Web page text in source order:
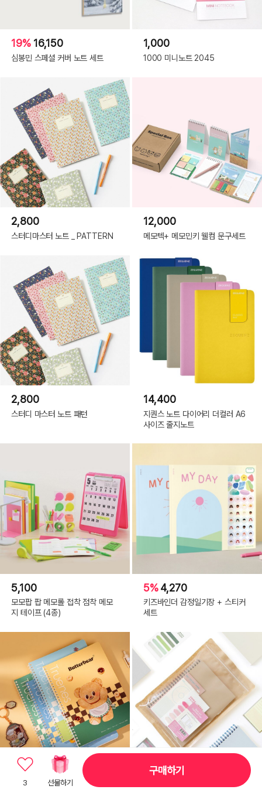
19% 16,150
심봉민 스페셜 커버 노트 세트
1,000
1000 미니노트 2045
2,800
스터디마스터 노트 _ PATTERN
12,000
메모텍+ 메모민키 웰컴 문구세트
2,800
스터디 마스터 노트 패턴
14,400
지퀀스 노트 다이어리 더컬러 A6
사이즈 줄지노트
5,100
모모팝 팝 메모롤 접착 점착 메모
지 테이프 (4종)
5%4,270
키즈바인더 감정일기장 + 스티커
세트
3,500
버터베어 스프링 노트 B5 40매
12,000
베이직 A5 문구세트
3 선물하기
구매하기